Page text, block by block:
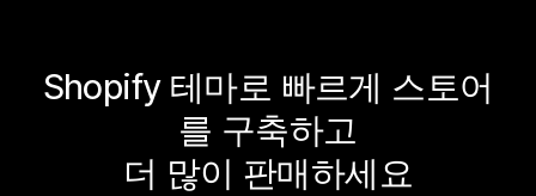
Shopify 테마로 빠르게 스토어
를 구축하고
더 많이 판매하세요